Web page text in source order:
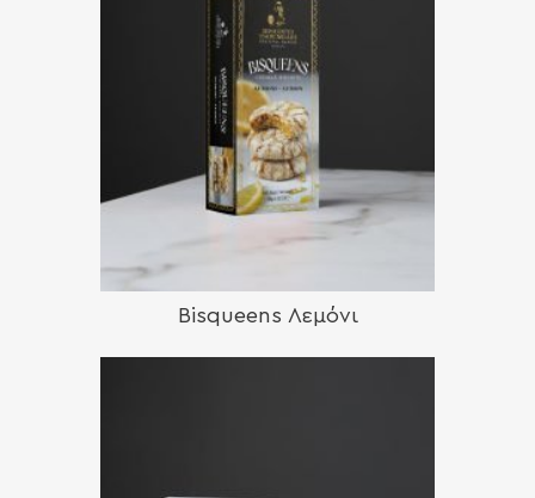
Bisqueens Λεμόνι